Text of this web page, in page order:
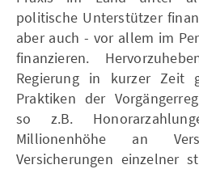
politische Unterstützer
aber auch - vor allem im
finanzieren.
Regierung in kurzer Zeit
Praktiken der
so z.B.
Millionenhöhe an
Versicherungen einzelner